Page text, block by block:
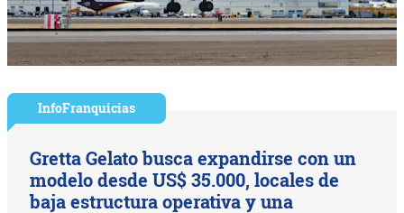
InfoFranquicias
Gretta Gelato busca expandirse con un
modelo desde US$ 35.000, locales de
baja estructura operativa y una